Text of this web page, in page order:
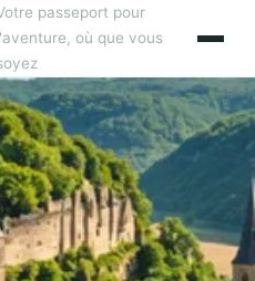
passeport pour
où que vous